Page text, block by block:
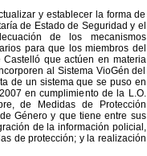
y establecer la forma de
de Estado de Seguridad y el
de los mecanismos
para que los miembros del
que actúen en materia
al Sistema VioGén del
de un sistema que se puso en
en cumplimiento de la L.O.
de Medidas de Protección
Género y que tiene entre sus
de la información policial,
de protección; y la realización